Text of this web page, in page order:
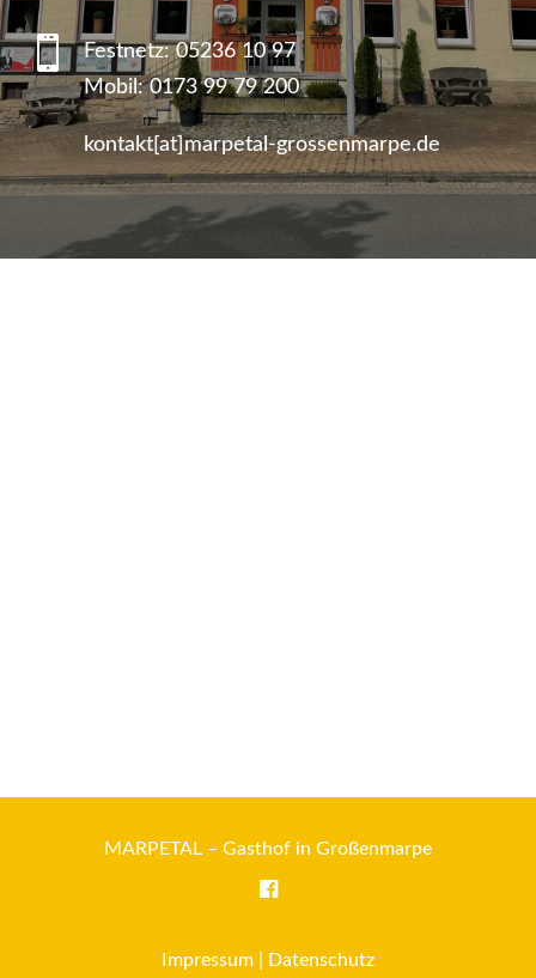
 Festnetz:05236 10 97
Mobil:0173 99 79 200
kontakt[at]marpetal-grossenmarpe.de
MARPETAL – Gasthof in Großenmarpe
Impressum Datenschutz